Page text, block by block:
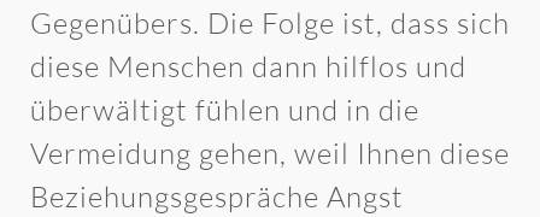
Gegenübers. Die Folge ist, dass sich
diese Menschen dann hilflos und
überwältigt fühlen und in die
Vermeidung gehen, weil Ihnen diese
Beziehungsgespräche Angst